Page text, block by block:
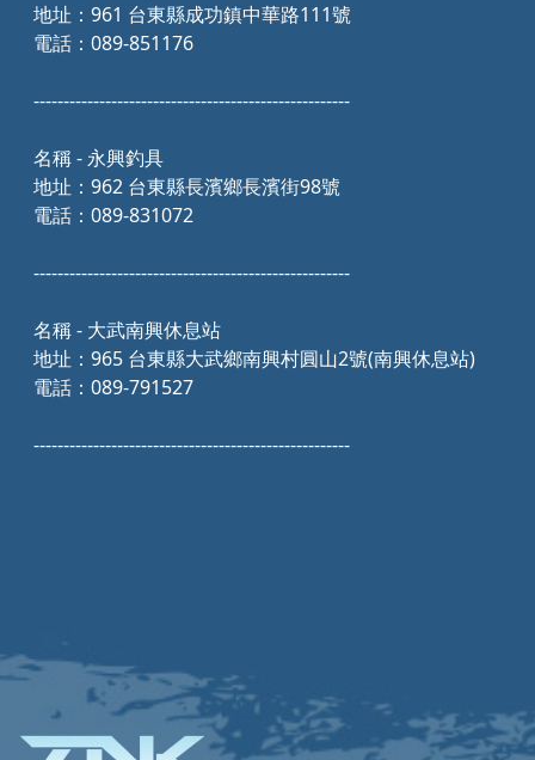
地址：961 台東縣成功鎮中華路111號
電話：089-851176
-----------------------------------------------------
名稱 - 永興釣具
地址：962 台東縣長濱鄉長濱街98號
電話：089-831072
-----------------------------------------------------
名稱 - 大武南興休息站
地址：965 台東縣大武鄉南興村圓山2號(南興休息站)
電話：089-791527
-----------------------------------------------------